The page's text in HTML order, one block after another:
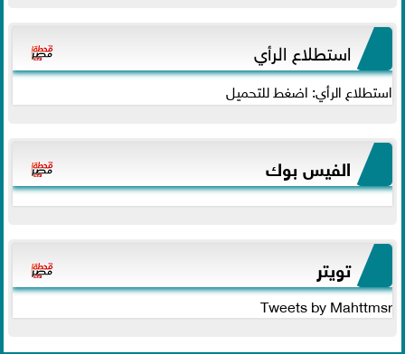
استطلاع الرأي
استطلاع الرأي: اضغط للتحميل
الفيس بوك
تويتر
Tweets by Mahttmsr